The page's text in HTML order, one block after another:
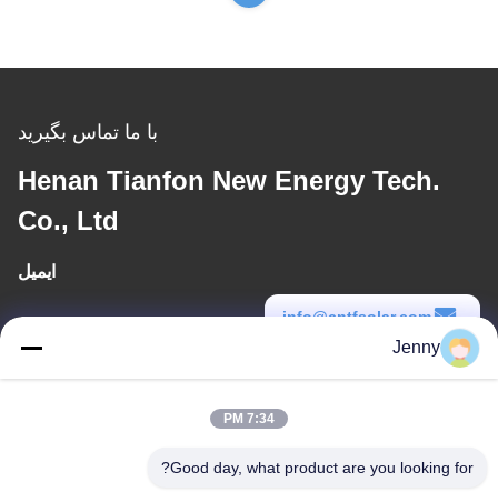
با ما تماس بگیرید
Henan Tianfon New Energy Tech.
Co., Ltd
ایمیل
info@cntfsolar.com
Jenny
7:34 PM
Good day, what product are you looking for?